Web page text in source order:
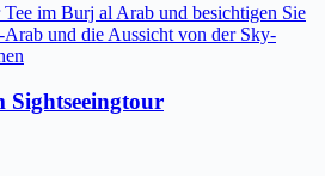
im Burj al Arab und besichtigen Sie
und die Aussicht von der Sky-